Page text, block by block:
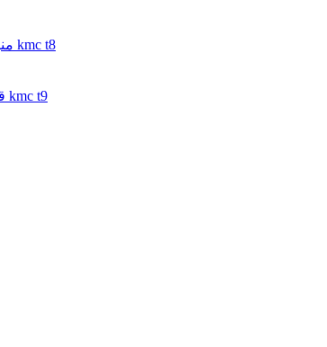
منبع انبساط جک تی 8 | منبع انبساط کی ام سی تی 8 | منبع انبساط kmc t8
قفل گاردان کی ام سی تی 9 | قفل گاردان جک تی 9 | قفل گاردان kmc t9